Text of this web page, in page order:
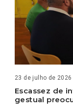
23 de julho de 2026
Escassez de
gestual